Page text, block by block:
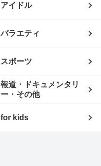
アイドル
バラエティ
スポーツ
報道・ドキュメンタリ
ー・その他
for kids